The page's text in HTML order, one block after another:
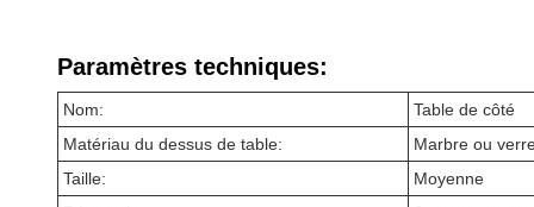
Paramètres techniques:
Nom:
Table de côté
Matériau du dessus de table:
Marbre ou
Taille:
Moyenne